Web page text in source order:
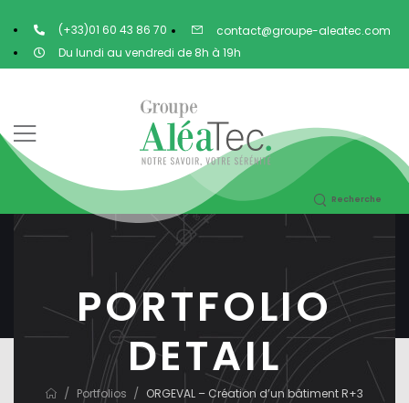
(+33)01 60 43 86 70
contact@groupe-aleatec.com
Du lundi au vendredi de 8h à 19h
Recherche
PORTFOLIO
DETAIL
/ Portfolios / ORGEVAL – Création d’un bâtiment R+3